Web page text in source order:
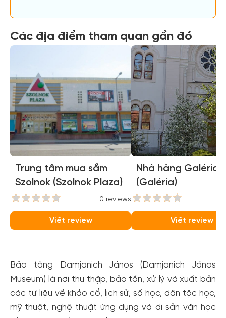
Các địa điểm tham quan gần đó
Trung tâm mua sắm
Szolnok (Szolnok Plaza)
0 reviews
Viết review
Nhà hàng Galéria
(Galéria)
Viết review
Bảo tàng Damjanich János (Damjanich János
Museum) là nơi thu thập, bảo tồn, xử lý và xuất bản
các tư liệu về khảo cổ, lịch sử, số học, dân tộc học,
mỹ thuật, nghệ thuật ứng dụng và di sản văn học